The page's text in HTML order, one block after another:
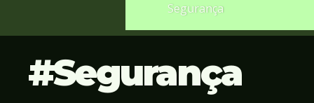
Segurança
Segurança